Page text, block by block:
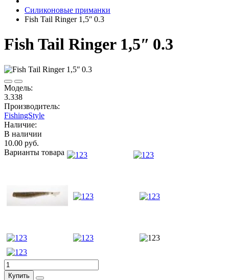
Силиконовые приманки
Fish Tail Ringer 1,5ʺ 0.3
Fish Tail Ringer 1,5ʺ 0.3
Модель:
3.338
Производитель:
FishingStyle
Наличие:
В наличии
10.00 руб.
Варианты товара
Купить